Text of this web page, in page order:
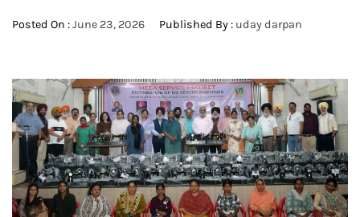
Posted On :June 23, 2026 Published By : uday darpan